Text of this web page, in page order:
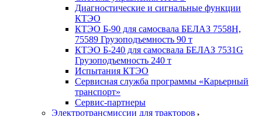
Диагностические и сигнальные функции
КТЭО
КТЭО Б-90 для самосвала БЕЛАЗ 7558H,
75589 Грузоподъемность 90 т
КТЭО Б-240 для самосвала БЕЛАЗ 7531G
Грузоподъемность 240 т
Испытания КТЭО
Сервисная служба программы «Карьерный
транспорт»
Сервис-партнеры
Электротрансмиссии для тракторов